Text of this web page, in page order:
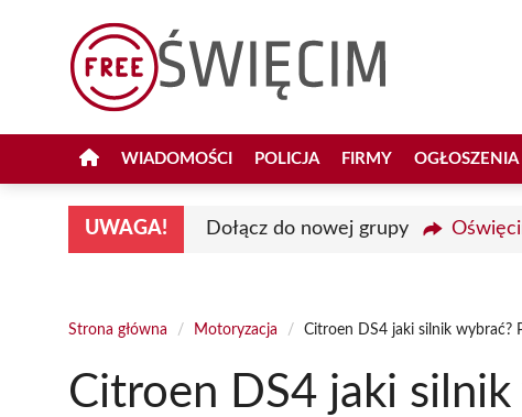
WIADOMOŚCI POLICJA FIRMY OGŁOSZENIA
UWAGA! Dołącz do nowej grupy
Strona główna / Motoryzacja / Citroen DS4 jaki silnik wybrać?
Citroen DS4 jaki